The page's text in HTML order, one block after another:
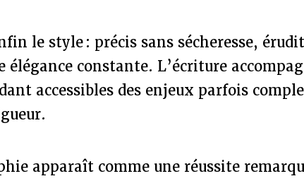
le style : précis sans sécheresse,
élégance constante. L’écriture
accessibles des enjeux parfois
apparaît comme une réussite